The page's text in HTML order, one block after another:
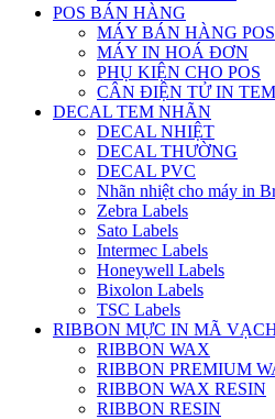
POS BÁN HÀNG
MÁY BÁN HÀNG POS
MÁY IN HOÁ ĐƠN
PHỤ KIỆN CHO POS
CÂN ĐIỆN TỬ IN TEM
DECAL TEM NHÃN
DECAL NHIỆT
DECAL THƯỜNG
DECAL PVC
Nhãn nhiệt cho máy in
Zebra Labels
Sato Labels
Intermec Labels
Honeywell Labels
Bixolon Labels
TSC Labels
RIBBON MỰC IN MÃ
RIBBON WAX
RIBBON PREMIUM
RIBBON WAX RESIN
RIBBON RESIN